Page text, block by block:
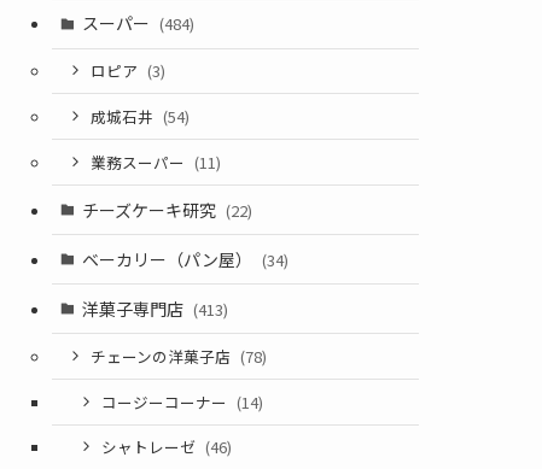
スーパー (484)
ロピア (3)
成城石井 (54)
業務スーパー (11)
チーズケーキ研究 (22)
ベーカリー（パン屋） (34)
洋菓子専門店 (413)
チェーンの洋菓子店 (78)
コージーコーナー (14)
シャトレーゼ (46)